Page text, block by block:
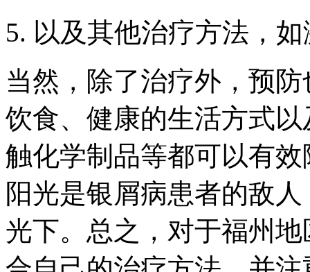
5. 以及其他治疗方法，
当然，除了治疗外，预
饮食、健康的生活方式
触化学制品等都可以有
阳光是银屑病患者的敌
光下。总之，对于福州